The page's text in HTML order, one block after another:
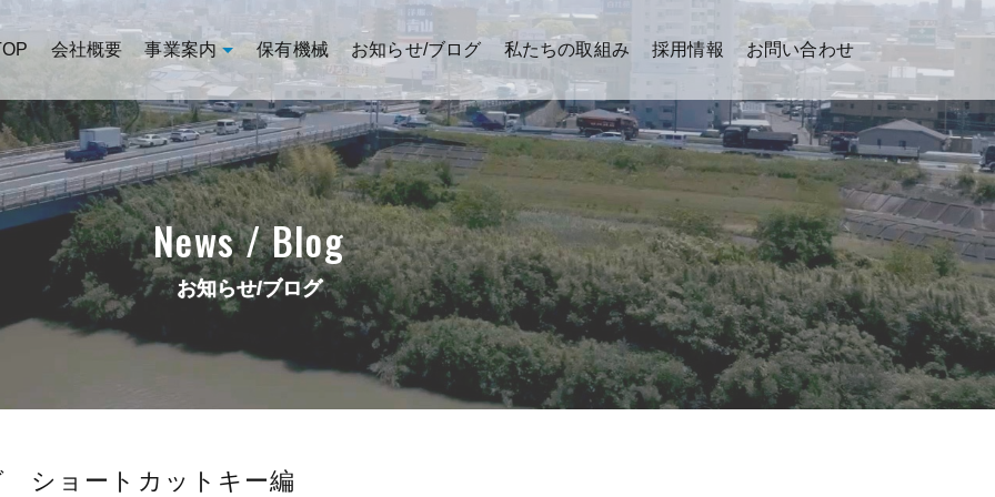
会社概要 事業案内 保有機械 お知らせ/ブログ 私たちの取組み 採用情報 お問い合わせ
News / Blog
お知らせ/ブログ
ショートカットキー編